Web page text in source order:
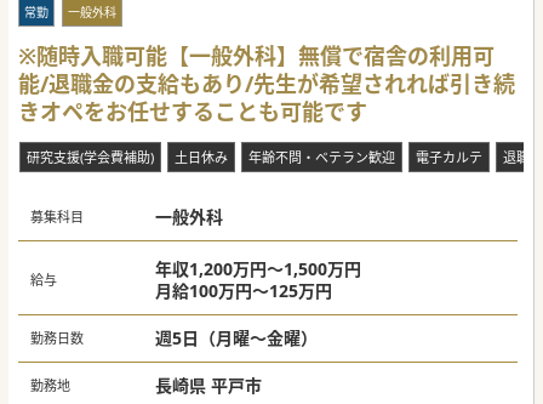
常勤 一般外科
※随時入職可能【一般外科】無償で宿舎の利用可
能/退職金の支給もあり/先生が希望されれば引き続
きオペをお任せすることも可能です
研究支援(学会費補助) 土日休み 年齢不問・ベテラン歓迎 電子カルテ 退職
募集科目 一般外科
給与
年収1,200万円～1,500万円
月給100万円～125万円
勤務日数 週5日（月曜～金曜）
勤務地 長崎県 平戸市